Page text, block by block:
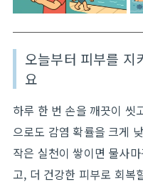
오늘부터 피부를 지
요
하루 한 번 손을 깨끗이 씻
으로도 감염 확률을 크게
작은 실천이 쌓이면 물사
고, 더 건강한 피부로 회복